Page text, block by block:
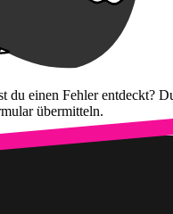
du einen Fehler entdeckt?
übermitteln.